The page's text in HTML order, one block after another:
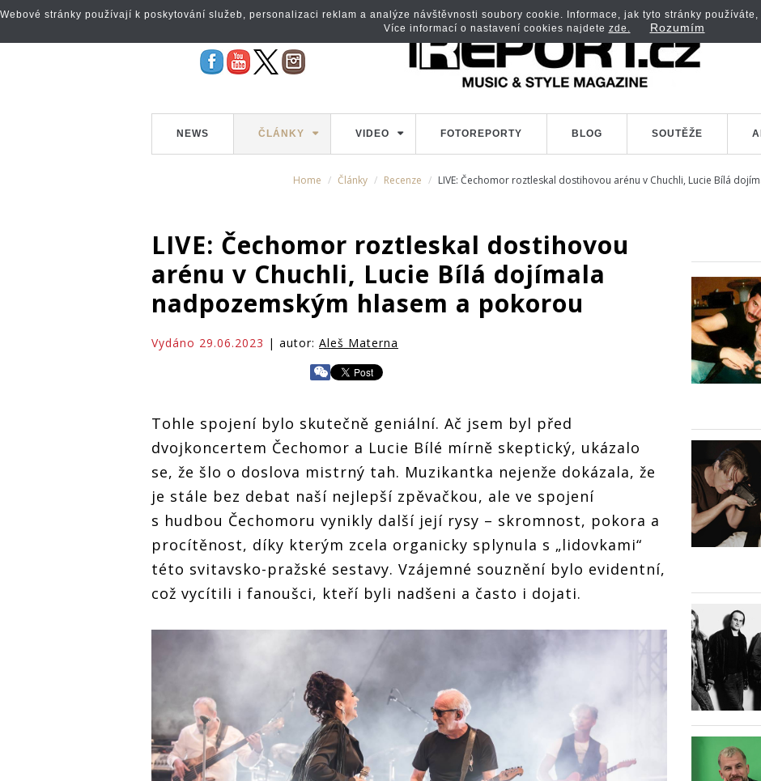
NEWS ČLÁNKY VIDEO FOTOREPORTY BLOG SOUTĚŽE
Home Články Recenze LIVE: Čechomor roztleskal dostihovou arénu v Chuchli, Lucie Bílá
LIVE: Čechomor roztleskal dostihovou
arénu v Chuchli, Lucie Bílá dojímala
nadpozemským hlasem a pokorou
Vydáno 29.06.2023 | autor: Aleš Materna
Tohle spojení bylo skutečně geniální. Ač jsem byl před
dvojkoncertem Čechomor a Lucie Bílé mírně skeptický, ukázalo
se, že šlo o doslova mistrný tah. Muzikantka nejenže dokázala, že
je stále bez debat naší nejlepší zpěvačkou, ale ve spojení
s hudbou Čechomoru vynikly další její rysy – skromnost, pokora a
procítěnost, díky kterým zcela organicky splynula s „lidovkami“
této svitavsko-pražské sestavy. Vzájemné souznění bylo evidentní,
což vycítili i fanoušci, kteří byli nadšeni a často i dojati.
Webové stránky používají k poskytování služeb, personalizaci reklam a analýze návštěvnosti soubory cookie. Informace, jak tyto stránky
Více informací o nastavení cookies najdete zde. Rozumím